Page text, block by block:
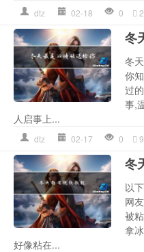
dtz 02-18 0
冬
冬
你
过
事,
人启事上...
dtz 02-17 0
冬
以
网
被
拿
好像粘在...